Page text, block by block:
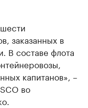
заказанных в
В составе флота
капитанов», –
во